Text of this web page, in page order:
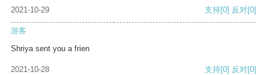
2021-10-29 支持[0] 反对[0]
游客
Shriya sent you a frien
2021-10-28 支持[0] 反对[0]